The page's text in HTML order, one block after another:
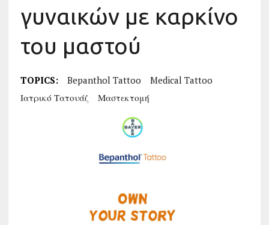
γυναικών με καρκίνο
του μαστού
TOPICS: Bepanthol Tattoo
Medical Tattoo
Ιατρικό Τατουάζ
Μαστεκτομή